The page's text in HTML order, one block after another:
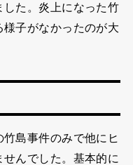
た。炎上になった竹
子がなかったのが大
島事件のみで他にヒ
んでした。基本的に